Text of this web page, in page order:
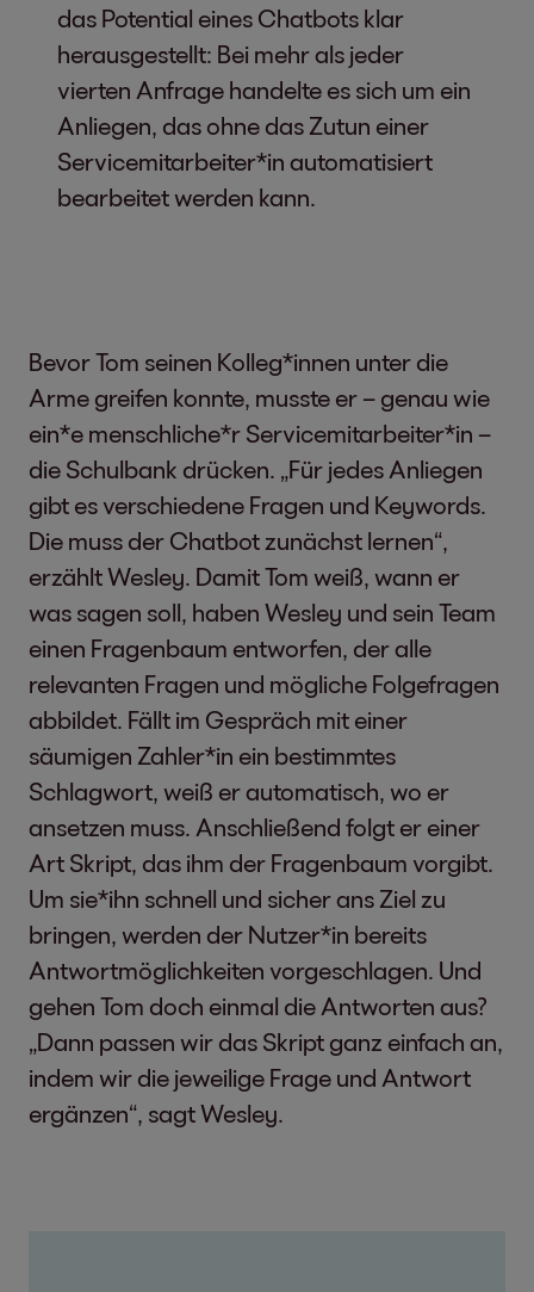
das Potential eines Chatbots klar
herausgestellt: Bei mehr als jeder
vierten Anfrage handelte es sich um ein
Anliegen, das ohne das Zutun einer
Servicemitarbeiter*in automatisiert
bearbeitet werden kann.
Bevor Tom seinen Kolleg*innen unter die
Arme greifen konnte, musste er – genau wie
ein*e menschliche*r Servicemitarbeiter*in –
die Schulbank drücken. „Für jedes Anliegen
gibt es verschiedene Fragen und Keywords.
Die muss der Chatbot zunächst lernen“,
erzählt Wesley. Damit Tom weiß, wann er
was sagen soll, haben Wesley und sein Team
einen Fragenbaum entworfen, der alle
relevanten Fragen und mögliche Folgefragen
abbildet. Fällt im Gespräch mit einer
säumigen Zahler*in ein bestimmtes
Schlagwort, weiß er automatisch, wo er
ansetzen muss. Anschließend folgt er einer
Art Skript, das ihm der Fragenbaum vorgibt.
Um sie*ihn schnell und sicher ans Ziel zu
bringen, werden der Nutzer*in bereits
Antwortmöglichkeiten vorgeschlagen. Und
gehen Tom doch einmal die Antworten aus?
„Dann passen wir das Skript ganz einfach an,
indem wir die jeweilige Frage und Antwort
ergänzen“, sagt Wesley.